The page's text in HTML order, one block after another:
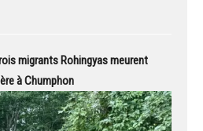
migrants Rohingyas meurent
à Chumphon